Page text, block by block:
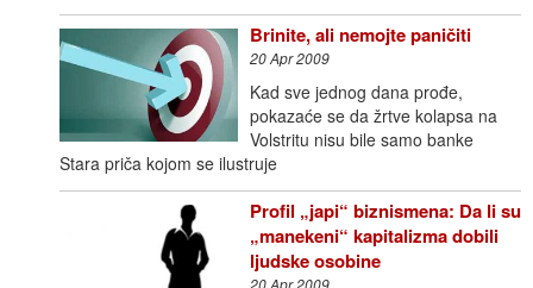
Brinite, ali nemojte paničiti
20 Apr 2009
Kad sve jednog dana prođe,
pokazaće se da žrtve kolapsa na
Volstritu nisu bile samo banke
Stara priča kojom se ilustruje
Profil „japi“ biznismena: Da li su
„manekeni“ kapitalizma dobili
ljudske osobine
20 Apr 2009